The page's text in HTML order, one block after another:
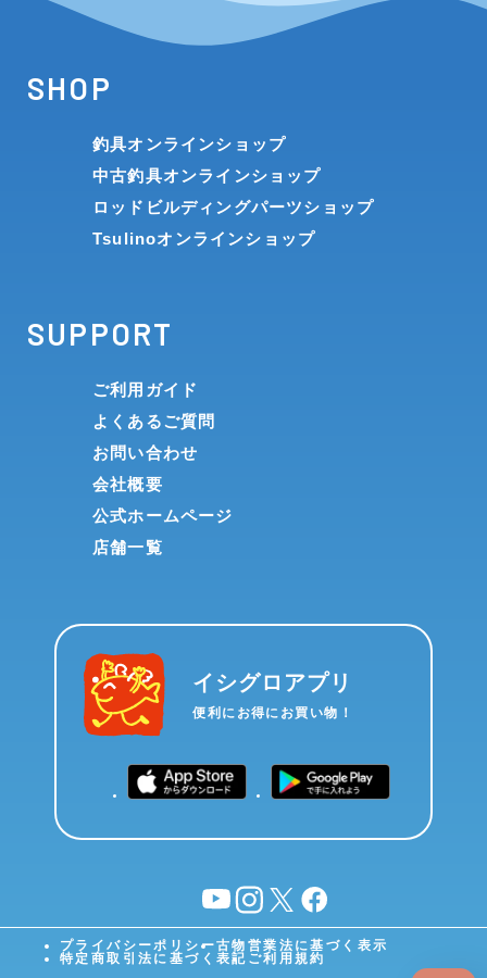
SHOP
釣具オンラインショップ
中古釣具オンラインショップ
ロッドビルディングパーツショップ
Tsulinoオンラインショップ
SUPPORT
ご利用ガイド
よくあるご質問
お問い合わせ
会社概要
公式ホームページ
店舗一覧
イシグロアプリ
便利にお得にお買い物！
YouTubeinstagram
X facebook
プライバシーポリシー古物営業法に基づく表示
特定商取引法に基づく表記 ご利用規約